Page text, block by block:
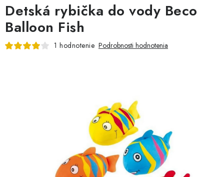
FREEDIVING
SPEARFISHING
HRAČKY DO VODY
Detská rybička do vody Beco
Balloon Fish
1 hodnotenie Podrobnosti hodnotenia